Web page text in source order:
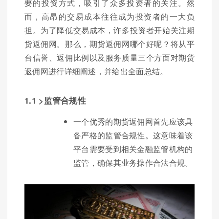
要的投资方式，吸引了众多投资者的关注。然
而，高昂的交易成本往往成为投资者的一大负
担。为了降低交易成本，许多投资者开始关注期
货返佣网。那么，期货返佣网哪个好呢？将从平
台信誉、返佣比例以及服务质量三个方面对期货
返佣网进行详细阐述，并给出全面总结。
1.1 >监管合规性
一个优秀的期货返佣网首先应该具
备严格的监管合规性。这意味着该
平台需要受到相关金融监管机构的
监管，确保其业务操作合法合规。